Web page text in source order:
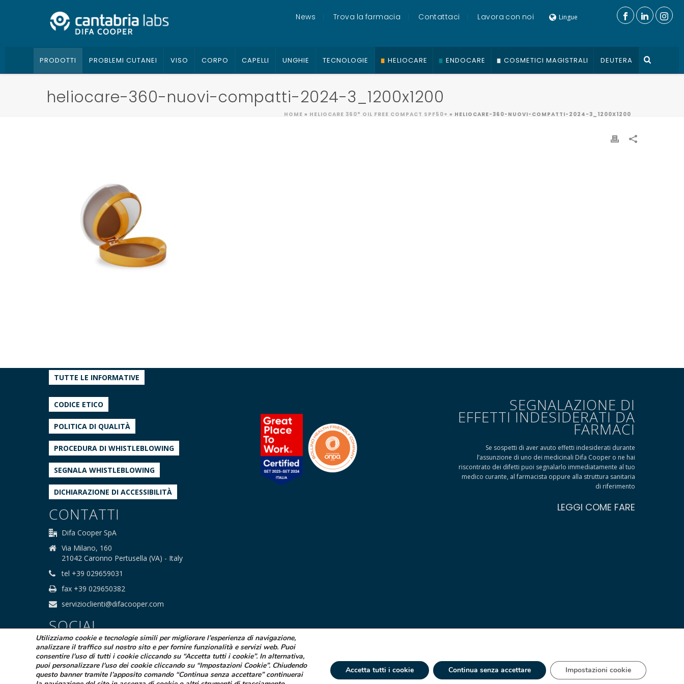
News Trova la farmacia Contattaci Lavora con noi Lingue
PRODOTTI PROBLEMI CUTANEI VISO CORPO CAPELLI UNGHIE TECNOLOGIE HELIOCARE ENDOCARE COSMETICI MAGISTRALI DEUTERA
heliocare-360-nuovi-compatti-2024-3_1200x1200
HOME » HELIOCARE 360° OIL FREE COMPACT SPF50+ » HELIOCARE-360-NUOVI-COMPATTI-2024-3_1200X1200
TUTTE LE INFORMATIVE
CODICE ETICO
POLITICA DI QUALITÀ
PROCEDURA DI WHISTLEBLOWING
SEGNALA WHISTLEBLOWING
DICHIARAZIONE DI ACCESSIBILITÀ
CONTATTI
Difa Cooper SpA
Via Milano, 160
21042 Caronno Pertusella (VA) - Italy
tel +39 029659031
fax +39 029650382
servizioclienti@difacooper.com
SOCIAL
SEGNALAZIONE DI
EFFETTI INDESIDERATI DA
FARMACI
Se sospetti di aver avuto effetti indesiderati durante
l’assunzione di uno dei medicinali Difa Cooper o ne hai
riscontrato dei difetti puoi segnalarlo immediatamente al tuo
medico curante, al farmacista oppure alla struttura sanitaria
di riferimento
LEGGI COME FARE
Utilizziamo cookie e tecnologie simili per migliorare l’esperienza di navigazione,
analizzare il traffico sul nostro sito e per fornire funzionalità e servizi web. Puoi
consentire l'uso di tutti i cookie cliccando su “Accetta tutti i cookie”. In alternativa,
puoi personalizzare l'uso dei cookie cliccando su “Impostazioni Cookie”. Chiudendo
questo banner tramite l’apposito comando “Continua senza accettare” continuerai
Accetta tutti i cookie Continua senza accettare Impostazioni cookie